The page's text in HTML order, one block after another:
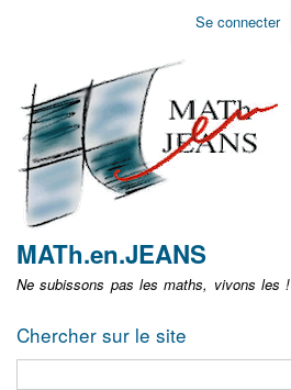
Aller
non
identifié
Se connecter
MATh.en.JEANS
Ne subissons pas les maths, vivons les !
Chercher sur le site